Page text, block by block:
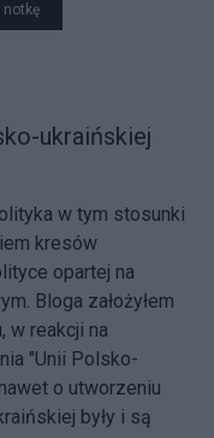
notkę
ukraińskiej
w tym stosunki
kresów
opartej na
Bloga założyłem
w reakcji na
"Unii Polsko-
o utworzeniu
były i są